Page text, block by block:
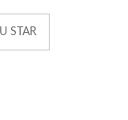
STAR